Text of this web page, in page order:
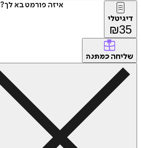
איזה פורמט בא לך?
דיגיטלי
₪35
שליחה כמתנה